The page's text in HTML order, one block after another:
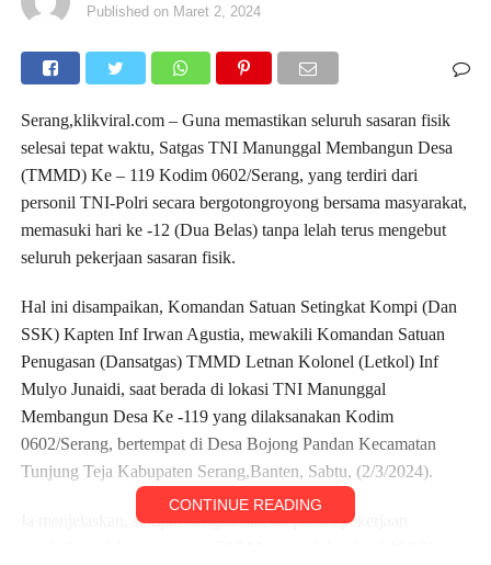
Published on Maret 2, 2024
Serang,klikviral.com – Guna memastikan seluruh sasaran fisik
selesai tepat waktu, Satgas TNI Manunggal Membangun Desa
(TMMD) Ke – 119 Kodim 0602/Serang, yang terdiri dari
personil TNI-Polri secara bergotongroyong bersama masyarakat,
memasuki hari ke -12 (Dua Belas) tanpa lelah terus mengebut
seluruh pekerjaan sasaran fisik.
Hal ini disampaikan, Komandan Satuan Setingkat Kompi (Dan
SSK) Kapten Inf Irwan Agustia, mewakili Komandan Satuan
Penugasan (Dansatgas) TMMD Letnan Kolonel (Letkol) Inf
Mulyo Junaidi, saat berada di lokasi TNI Manunggal
Membangun Desa Ke -119 yang dilaksanakan Kodim
0602/Serang, bertempat di Desa Bojong Pandan Kecamatan
Tunjung Teja Kabupaten Serang,Banten, Sabtu, (2/3/2024).
Ia menjelaskan, sampai dengan saat ini proses pekerjaan
CONTINUE READING